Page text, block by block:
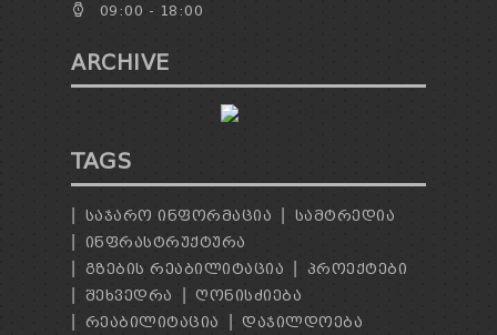
09:00 - 18:00
ARCHIVE
TAGS
ᲡᲐᲯᲐᲠᲝ ᲘᲜᲤᲝᲠᲛᲐᲪᲘᲐ
ᲡᲐᲛᲢᲠᲔᲓᲘᲐ
ᲘᲜᲤᲠᲐᲡᲢᲠᲣᲥᲢᲣᲠᲐ
ᲒᲖᲔᲑᲘᲡ ᲠᲔᲐᲑᲘᲚᲘᲢᲐᲪᲘᲐ
ᲞᲠᲝᲔᲥᲢᲔᲑᲘ
ᲨᲔᲮᲕᲔᲓᲠᲐ
ᲦᲝᲜᲘᲡᲫᲘᲔᲑᲐ
ᲠᲔᲐᲑᲘᲚᲘᲢᲐᲪᲘᲐ
ᲓᲐᲯᲘᲚᲓᲝᲔᲑᲐ